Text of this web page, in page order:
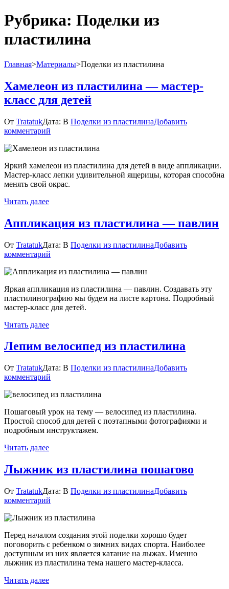
Рубрика: Поделки из
пластилина
Главная>Материалы>Поделки из пластилина
Хамелеон из пластилина — мастер-
класс для детей
От TratatukДата: В Поделки из пластилинаДобавить
комментарий
из
—
мастер-
класс
Яркий хамелеон из пластилина для детей в виде аппликации.
Мастер-класс лепки удивительной ящерицы, которая способна
менять свой окрас.
Читать далее
Аппликация из пластилина — павлин
От TratatukДата: В Поделки из пластилинаДобавить
комментарий
из
—
павлин
Яркая аппликация из пластилина — павлин. Создавать эту
пластилинографию мы будем на листе картона. Подробный
мастер-класс для детей.
Читать далее
Лепим велосипед из пластилина
От TratatukДата: В Поделки из пластилинаДобавить
комментарий
велосипед
пластилина
Пошаговый урок на тему — велосипед из пластилина.
Простой способ для детей с поэтапными фотографиями и
подробным инструктажем.
Читать далее
Лыжник из пластилина пошагово
От TratatukДата: В Поделки из пластилинаДобавить
комментарий
из
пошагово
Перед началом создания этой поделки хорошо будет
поговорить с ребенком о зимних видах спорта. Наиболее
доступным из них является катание на лыжах. Именно
лыжник из пластилина тема нашего мастер-класса.
Читать далее